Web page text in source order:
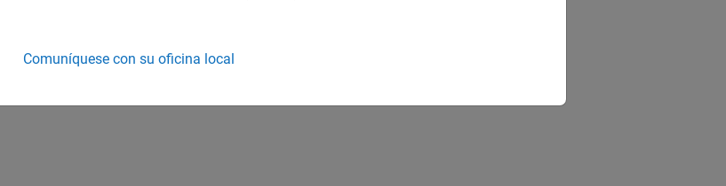
Comuníquese con su oficina local